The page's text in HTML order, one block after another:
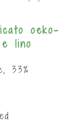
oeko-
lino
33%